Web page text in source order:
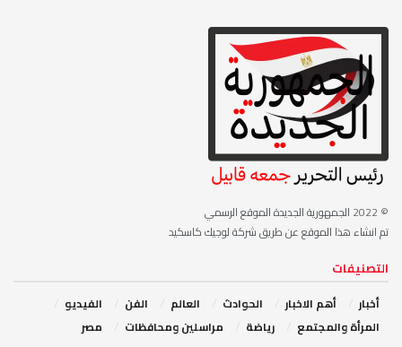
© 2022
الجمهورية الجديدة الموقع الرسمي
تم انشاء هذا الموقع عن طريق شركة لوجيك كاسكيد
التصنيفات
أخبار أهم الاخبار ‏الحوادث ‏العالم الفن
‏الفيديو
‏المرأة والمجتمع
رياضة مراسلين ومحافظات مصر